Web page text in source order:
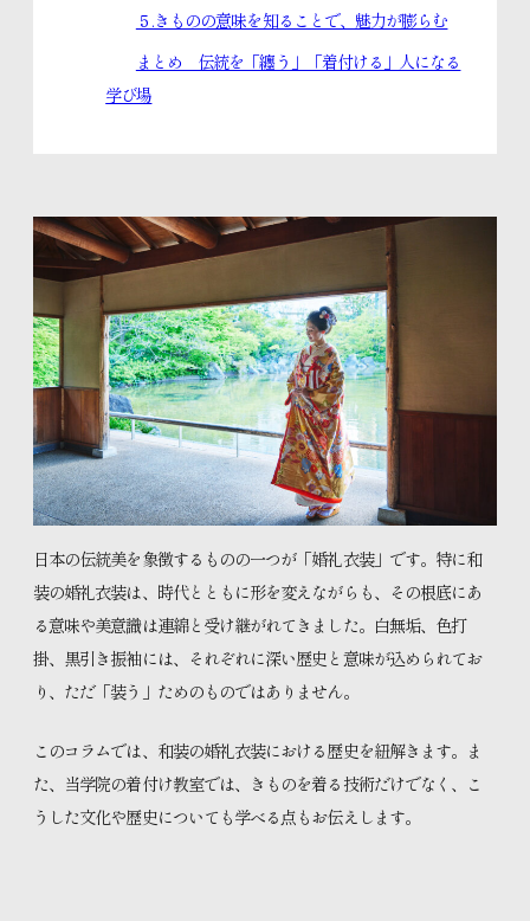
特設コンテンツ
きものをまとう、私の日常。
知るほど広がる きものの魅力
プライバシーポリシー
サイトマップ
お問い合わせ
５.きものの意味を知ることで、魅力が膨らむ
まとめ 伝統を「纏う」「着付ける」人になる
学び場
日本の伝統美を象徴するものの一つが「婚礼衣装」です。特に和
装の婚礼衣装は、時代とともに形を変えながらも、その根底にあ
る意味や美意識は連綿と受け継がれてきました。白無垢、色打
掛、黒引き振袖には、それぞれに深い歴史と意味が込められてお
り、ただ「装う」ためのものではありません。
このコラムでは、和装の婚礼衣装における歴史を紐解きます。ま
た、当学院の着付け教室では、きものを着る技術だけでなく、こ
うした文化や歴史についても学べる点もお伝えします。